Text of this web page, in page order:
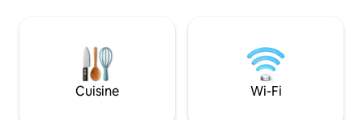
découvrir. Proche de l’hôpital, de
l’autoroute, du centre-ville de Burley et
de Pomerell. Peut accueillir 8 personnes
dans 5 lits. Garage pour 2 voitures. Lit K
seulement 2
l'autoroute 81 se
municipal de 18
le quai
Cuisine Wi-Fi